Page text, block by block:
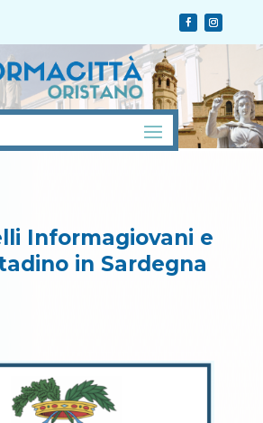
Informagiovani e
in Sardegna